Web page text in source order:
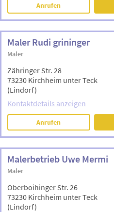
Anrufen
Maler Rudi grininger
Maler
Zähringer Str. 28
73230 Kirchheim unter Teck
(Lindorf)
Kontaktdetails anzeigen
Anrufen
Malerbetrieb Uwe Mermi
Maler
Oberboihinger Str. 26
73230 Kirchheim unter Teck
(Lindorf)